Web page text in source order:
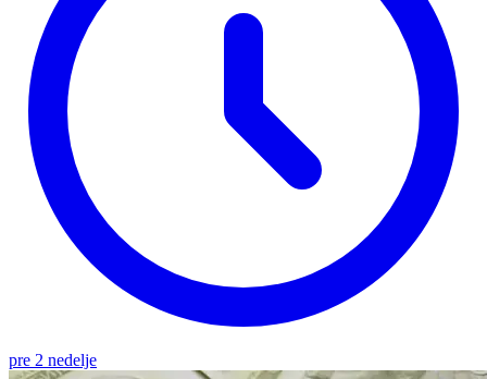
pre 2 nedelje